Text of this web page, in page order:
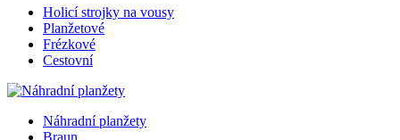
Holicí strojky na vousy
Planžetové
Frézkové
Cestovní
Náhradní planžety